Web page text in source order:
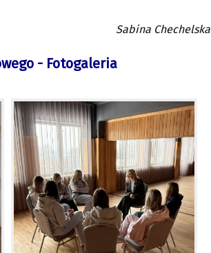
Sabina Chechelska
- Fotogaleria